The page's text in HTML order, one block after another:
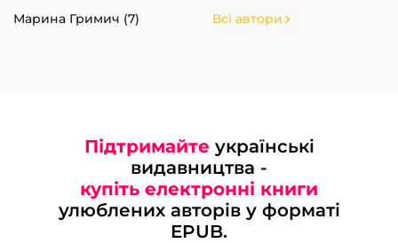
Марина Гримич (7) Всі автори
Підтримайте українські
видавництва -
купіть електронні книги
улюблених авторів у форматі
EPUB.